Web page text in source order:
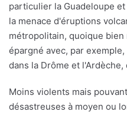
particulier la Guadeloupe
la menace d'éruptions
métropolitain, quoique bien
épargné avec, par
dans la Drôme et l'Ardèche,
Moins violents mais
désastreuses à moyen ou